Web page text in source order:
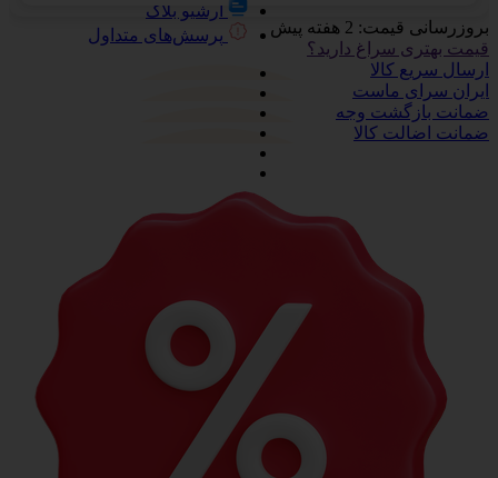
آرشیو بلاگ
پرسش‌های متداول
بروزرسانی قیمت: 2 هفته پیش
قیمت بهتری سراغ دارید؟
ارسال سریع کالا
ایران سرای ماست
ضمانت بازگشت وجه
ضمانت اضالت کالا